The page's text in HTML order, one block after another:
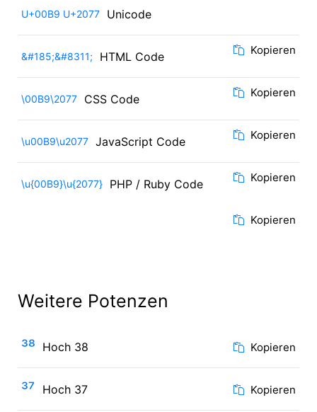
U+00B9 U+2077 Unicode
Kopieren
&#185;&#8311; HTML Code
Kopieren
\00B9\2077 CSS Code
Kopieren
\u00B9\u2077 JavaScript Code
Kopieren
\u{00B9}\u{2077} PHP / Ruby Code
Kopieren
Weitere Potenzen
³⁸ Hoch 38 Kopieren
³⁷ Hoch 37 Kopieren